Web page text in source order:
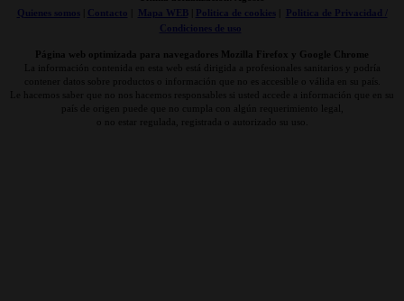
Quienes somos| Contacto Mapa WEB| Politica de cookies|
Politica de Privacidad /
Condiciones de uso
Página web optimizada para navegadores Mozilla Firefox y Google Chrome
La información contenida en esta web está dirigida a profesionales sanitarios y podría
contener datos sobre productos o información que no es accesible o válida en su país.
Le hacemos saber que no nos hacemos responsables si usted accede a información que en su
país de origen puede que no cumpla con algún requerimiento legal,
o no estar regulada, registrada o autorizado su uso.